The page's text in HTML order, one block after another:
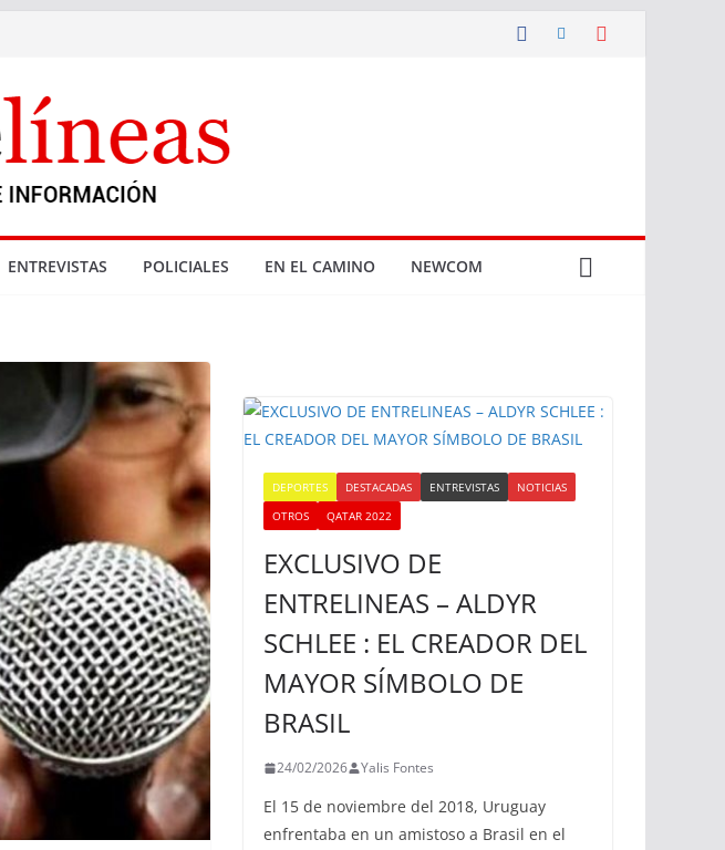
ENTREVISTAS POLICIALES EN EL CAMINO NEWCOM
DEPORTES DESTACADAS ENTREVISTAS
NOTICIAS
OTROS
QATAR 2022
EXCLUSIVO DE
ENTRELINEAS – ALDYR
SCHLEE : EL CREADOR DEL
MAYOR SÍMBOLO DE
BRASIL
24/02/2026 Yalis Fontes
El 15 de noviembre del 2018, Uruguay
enfrentaba en un amistoso a Brasil en el